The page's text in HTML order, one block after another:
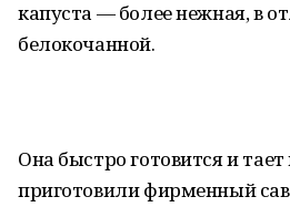
капуста — более нежная, в
белокочанной.
Она быстро готовится и
приготовили фирменный